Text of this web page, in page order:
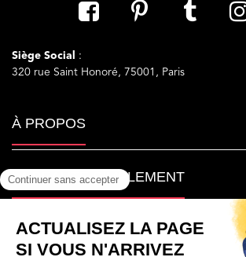
Siège Social
:
320 rue Saint Honoré, 75001, Paris
À PROPOS
LA BEAUTE SIMPLEMENT
BESOIN D'AIDE ?